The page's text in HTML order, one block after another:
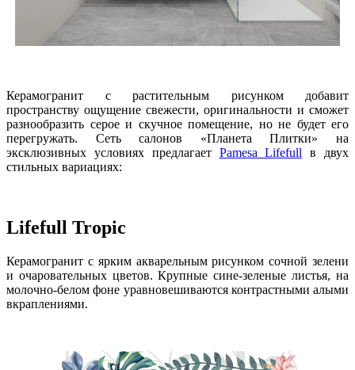
Керамогранит с растительным рисунком добавит
пространству ощущение свежести, оригинальности и сможет
разнообразить серое и скучное помещение, но не будет его
перегружать. Сеть салонов «Планета Плитки» на
эксклюзивных условиях предлагает Pamesa Lifefull в двух
стильных вариациях:
Lifefull Tropic
Керамогранит с ярким акварельным рисунком сочной зелени
и очаровательных цветов. Крупные сине-зеленые листья, на
молочно-белом фоне уравновешиваются контрастными алыми
вкраплениями.